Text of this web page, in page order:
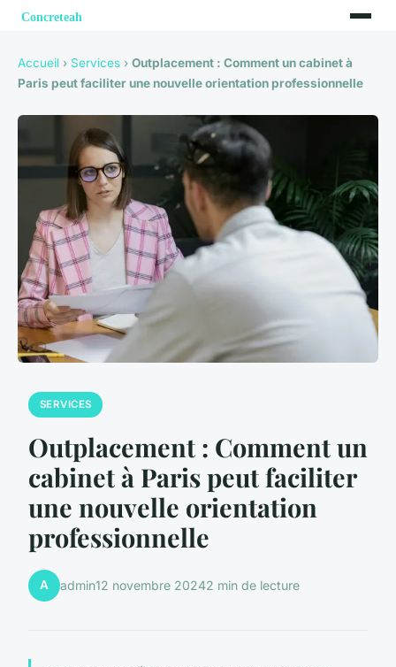
Accueil › Services › Outplacement : Comment un cabinet à
Paris peut faciliter une nouvelle orientation professionnelle
SERVICES
Outplacement : Comment un
cabinet à Paris peut faciliter
une nouvelle orientation
professionnelle
A admin12 novembre 20242 min de lecture